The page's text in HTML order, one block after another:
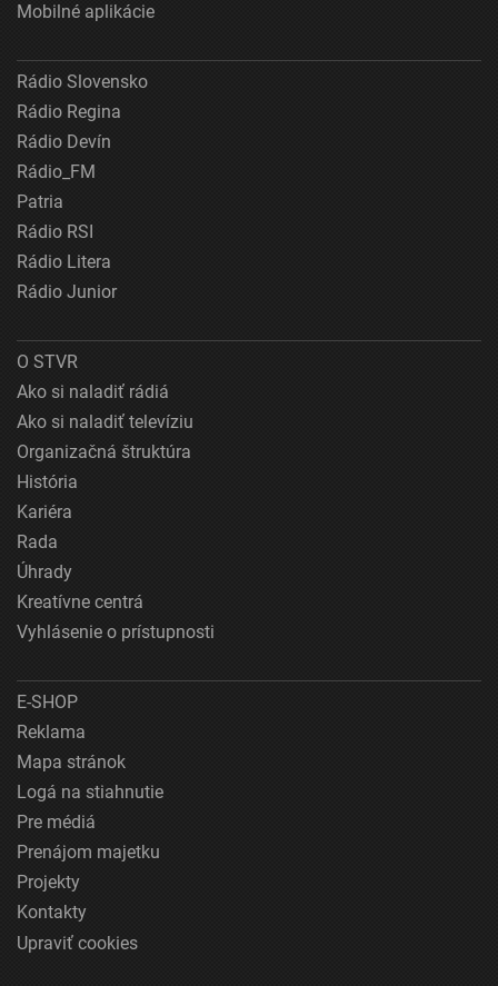
Mobilné aplikácie
Rádio Slovensko
Rádio Regina
Rádio Devín
Rádio_FM
Patria
Rádio RSI
Rádio Litera
Rádio Junior
O STVR
Ako si naladiť rádiá
Ako si naladiť televíziu
Organizačná štruktúra
História
Kariéra
Rada
Úhrady
Kreatívne centrá
Vyhlásenie o prístupnosti
E-SHOP
Reklama
Mapa stránok
Logá na stiahnutie
Pre médiá
Prenájom majetku
Projekty
Kontakty
Upraviť cookies